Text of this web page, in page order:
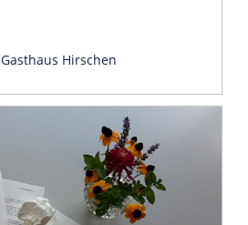
Gasthaus Hirschen